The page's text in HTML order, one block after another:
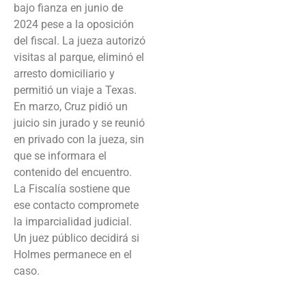
bajo fianza en junio de
2024 pese a la oposición
del fiscal. La jueza autorizó
visitas al parque, eliminó el
arresto domiciliario y
permitió un viaje a Texas.
En marzo, Cruz pidió un
juicio sin jurado y se reunió
en privado con la jueza, sin
que se informara el
contenido del encuentro.
La Fiscalía sostiene que
ese contacto compromete
la imparcialidad judicial.
Un juez público decidirá si
Holmes permanece en el
caso.